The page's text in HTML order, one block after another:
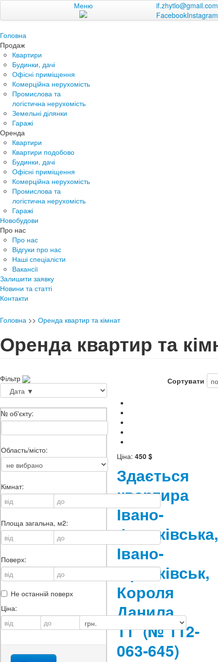
Меню
if.zhytlo@gmail.com
FacebookInstagram
Головна
Продаж
Квартири
Будинки, дачі
Офісні приміщення
Комерційна нерухомість
Промислова та
логістична нерухомість
Земельні ділянки
Гаражі
Оренда
Квартири
Квартири подобово
Будинки, дачі
Офісні приміщення
Комерційна нерухомість
Промислова та
логістична нерухомість
Гаражі
Новобудови
Про нас
Про нас
Відгуки про нас
Наші спеціалісти
Вакансії
Залишити заявку
Новини та статті
Контакти
Головна >> Оренда квартир та кімнат
Оренда квартир та
Фільтр
№ об'єкту:
Область/місто:
Кімнат:
Площа загальна, м2:
Поверх:
Не останній поверх
Ціна:
Сортувати
Ціна: 450 $
Здається
квартира
Івано-
Франківська,
Івано-
Франківськ,
Короля
Данила,
11(№ 112-
063-645)